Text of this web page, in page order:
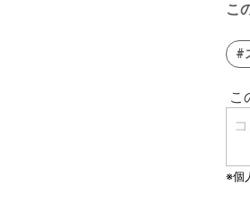
こ
#